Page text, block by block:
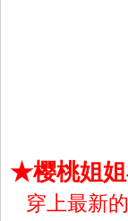
★樱桃姐
穿上最新